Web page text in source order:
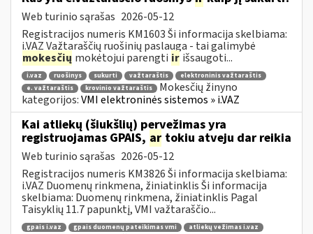
Web turinio sąrašas 2026-05-12
Registracijos numeris KM1603 Ši informacija skelbiama:
i.VAZ Važtaraščių ruošinių paslauga - tai galimybė
mokesčių mokėtojui parengti ir išsaugoti...
i.vaz ruošinys sukurti važtaraštis
elektroninis važtaraštis
e. važtaraštis
krovinio važtaraštis
Mokesčių žinyno
kategorijos:VMI elektroninės sistemos » i.VAZ
Kai atliekų (šiukšlių) pervežimas yra
registruojamas GPAIS, ar tokiu atveju dar reikia
Web turinio sąrašas 2026-05-12
Registracijos numeris KM3826 Ši informacija skelbiama:
i.VAZ Duomenų rinkmena, žiniatinklis Ši informacija
skelbiama: Duomenų rinkmena, žiniatinklis Pagal
Taisyklių 11.7 papunktį, VMI važtaraščio...
gpais i.vaz gpais duomenų pateikimas vmi atliekų vežimas i.vaz